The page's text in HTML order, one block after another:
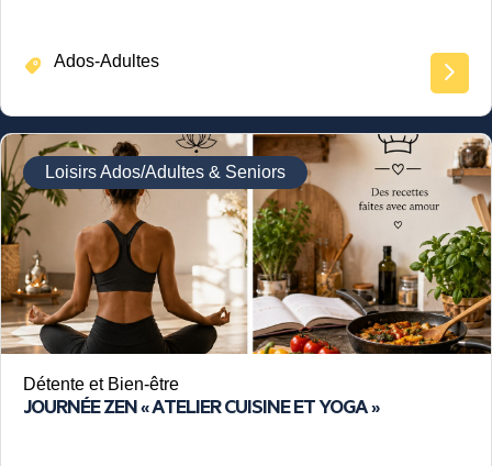
Ados-Adultes
Loisirs Ados/Adultes & Seniors
Détente et Bien-être
JOURNÉE ZEN « ATELIER CUISINE ET YOGA »